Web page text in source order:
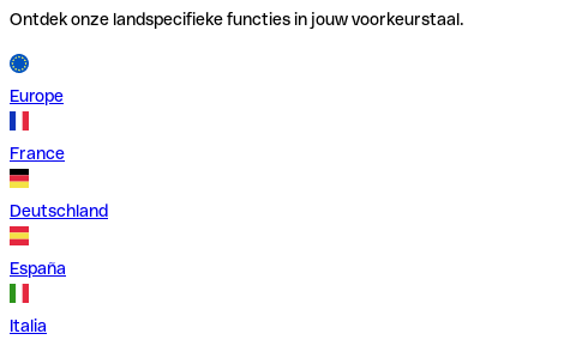
Ontdek onze landspecifieke functies in jouw voorkeurstaal.
Europe
France
Deutschland
España
Italia